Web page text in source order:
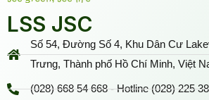
LSS JSC
Số 54, Đường Số 4, Khu Dân Cư
Trưng, Thành phố Hồ Chí Minh, Việt
(028) 668 54 668 - Hotline (028) 225